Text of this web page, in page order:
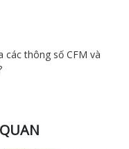
các thông số CFM và